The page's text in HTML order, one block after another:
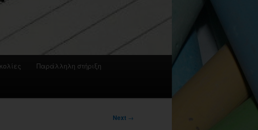
Παράλληλη στήριξη
Next →